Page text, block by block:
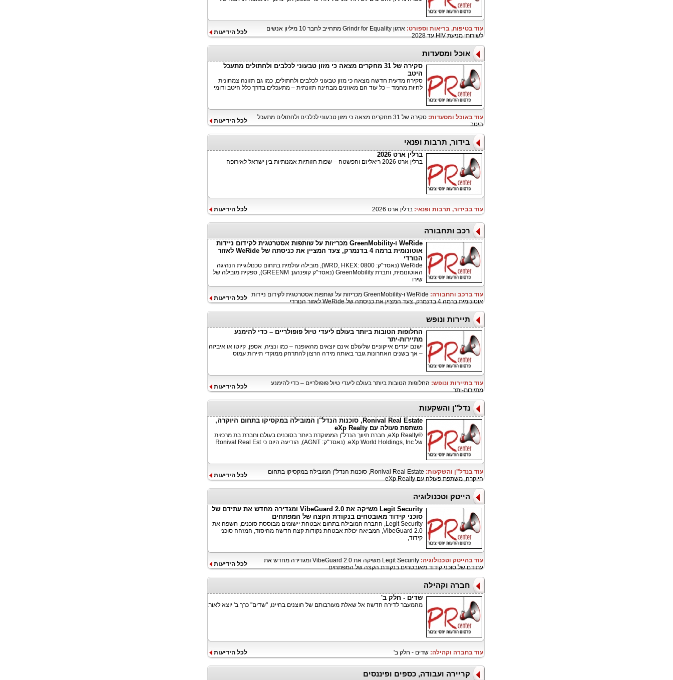
עוד בטיפוח, בריאות וספורט:
ארגון Grindr for Equality מתחייב לחבר 10 מיליון אנשים
לשירותי מניעת HIV עד 2028
לכל הידיעות
אוכל ומסעדות
סקירה של 31 מחקרים מצאה כי מזון טבעוני לכלבים ולחתולים מתעכל
היטב
סקירה מדעית חדשה מצאה כי מזון טבעוני לכלבים ולחתולים, כמו גם תזונה צמחונית
לחיות מחמד – כל עוד הם מאוזנים מבחינה תזונתית – מתעכלים בדרך כלל היטב ודומי
עוד באוכל ומסעדות:
סקירה של 31 מחקרים מצאה כי מזון טבעוני לכלבים ולחתולים מתעכל
היטב
לכל הידיעות
בידור, תרבות ופנאי
ברלין ארט 2026
ברלין ארט 2026 ריאליזם והפשטה – שפות חזותיות אמנותיות בין ישראל לאירופה
עוד בבידור, תרבות ופנאי: ברלין ארט 2026 לכל הידיעות
רכב ותחבורה
WeRide ו-GreenMobility מכריזות על שותפות אסטרטגית לקידום ניידות
אוטונומית ברמה 4 בדנמרק, צעד המציין את כניסתה של WeRide לאזור
הנורדי
WeRide (נאסד"ק: WRD, HKEX: 0800), מובילה עולמית בתחום טכנולוגיית הנהיגה
האוטונומית, וחברת GreenMobility (נאסד"ק קופנהגן: GREENM), ספקית מובילה של
שירו
עוד ברכב ותחבורה:
WeRide ו-GreenMobility מכריזות על שותפות אסטרטגית לקידום ניידות
אוטונומית ברמה 4 בדנמרק, צעד המציין את כניסתה של WeRide לאזור הנורדי
לכל הידיעות
תיירות ונופש
החלופות הטובות ביותר בעולם ליעדי טיול פופולריים – כדי להימנע
מתיירות-יתר
ישנם יעדים אייקוניים שלעולם אינם יוצאים מהאופנה – כמו ונציה, אספן, קיוטו או איביזה
– אך בשנים האחרונות גובר באותה מידה הרצון להתרחק ממוקדי תיירות עמוס
עוד בתיירות ונופש: החלופות הטובות ביותר בעולם ליעדי טיול פופולריים – כדי להימנע
מתיירות-יתר
לכל הידיעות
נדל"ן והשקעות
Ronival Real Estate, סוכנות הנדל"ן המובילה במקסיקו בתחום היוקרה,
משתפת פעולה עם eXp Realty
®eXp Realty, חברת תיווך הנדל"ן הממוקדת ביותר בסוכנים בעולם וחברת בת מרכזית
של eXp World Holdings, Inc. (נאסד"ק: AGNT), הודיעה היום כי Ronival Real Est
עוד בנדל"ן והשקעות:
Ronival Real Estate, סוכנות הנדל"ן המובילה במקסיקו בתחום
היוקרה, משתפת פעולה עם eXp Realty
לכל הידיעות
הייטק וטכנולוגיה
Legit Security משיקה את VibeGuard 2.0 ומגדירה מחדש את עתידם של
סוכני קידוד מאובטחים בנקודת הקצה של המפתחים
Legit Security, החברה המובילה בתחום אבטחת יישומים מבוססת סוכנים, חשפה את
VibeGuard 2.0, המביאה יכולת אבטחת נקודות קצה חדשה מהיסוד, המזהה סוכני
קידוד,
עוד בהייטק וטכנולוגיה:
Legit Security משיקה את VibeGuard 2.0 ומגדירה מחדש את
עתידם של סוכני קידוד מאובטחים בנקודת הקצה של המפתחים
לכל הידיעות
חברה וקהילה
שדים - חלק ב'
מהמעבר לדירה חדשה אל שאלת מעורבותם של חוצנים בחיינו, "שדים" כרך ב' יוצא לאור:
עוד בחברה וקהילה: שדים - חלק ב' לכל הידיעות
קריירה ועבודה, כספים ופיננסים